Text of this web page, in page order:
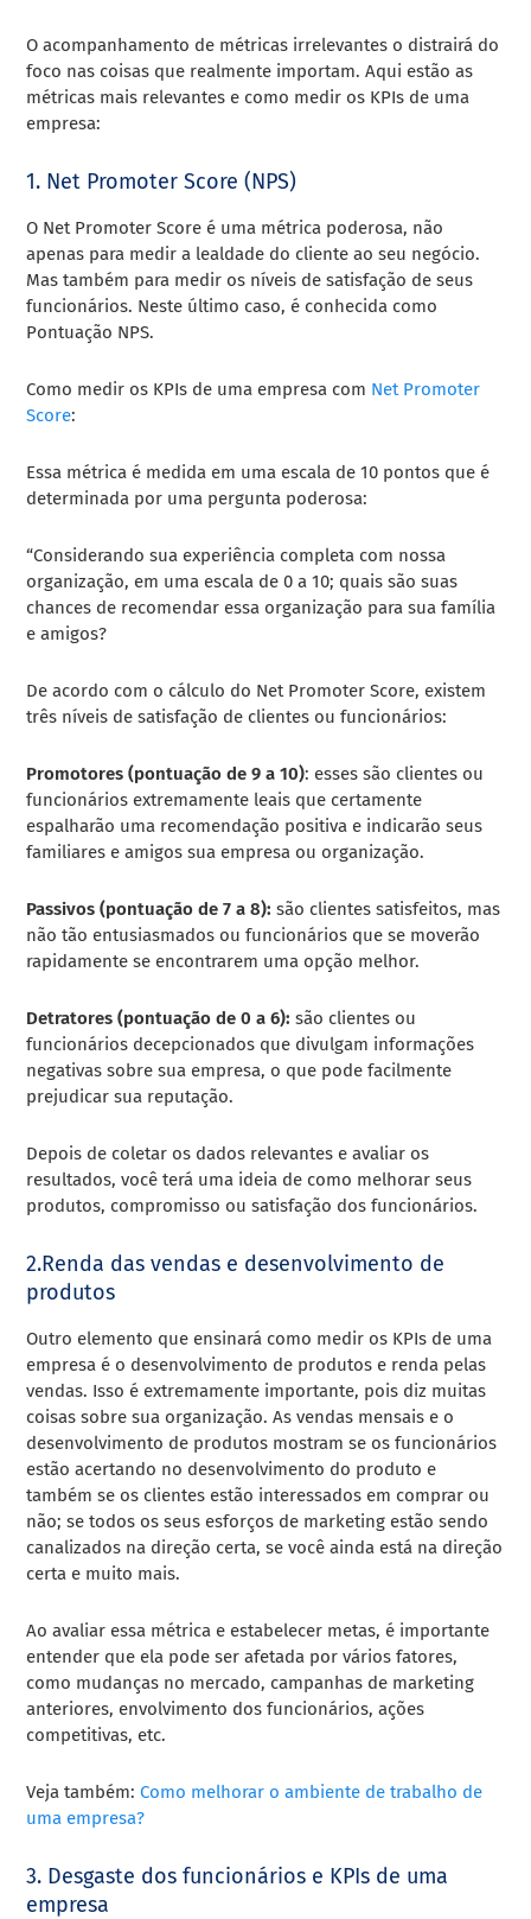
O acompanhamento de métricas irrelevantes o distrairá do
foco nas coisas que realmente importam. Aqui estão as
métricas mais relevantes e como medir os KPIs de uma
empresa:
1. Net Promoter Score (NPS)
O Net Promoter Score é uma métrica poderosa, não
apenas para medir a lealdade do cliente ao seu negócio.
Mas também para medir os níveis de satisfação de seus
funcionários. Neste último caso, é conhecida como
Pontuação NPS.
Como medir os KPIs de uma empresa com Net Promoter
Score:
Essa métrica é medida em uma escala de 10 pontos que é
determinada por uma pergunta poderosa:
“Considerando sua experiência completa com nossa
organização, em uma escala de 0 a 10; quais são suas
chances de recomendar essa organização para sua família
e amigos?
De acordo com o cálculo do Net Promoter Score, existem
três níveis de satisfação de clientes ou funcionários:
Promotores (pontuação de 9 a 10): esses são clientes ou
funcionários extremamente leais que certamente
espalharão uma recomendação positiva e indicarão seus
familiares e amigos sua empresa ou organização.
Passivos (pontuação de 7 a 8): são clientes satisfeitos, mas
não tão entusiasmados ou funcionários que se moverão
rapidamente se encontrarem uma opção melhor.
Detratores (pontuação de 0 a 6): são clientes ou
funcionários decepcionados que divulgam informações
negativas sobre sua empresa, o que pode facilmente
prejudicar sua reputação.
Depois de coletar os dados relevantes e avaliar os
resultados, você terá uma ideia de como melhorar seus
produtos, compromisso ou satisfação dos funcionários.
2.Renda das vendas e desenvolvimento de
produtos
Outro elemento que ensinará como medir os KPIs de uma
empresa é o desenvolvimento de produtos e renda pelas
vendas. Isso é extremamente importante, pois diz muitas
coisas sobre sua organização. As vendas mensais e o
desenvolvimento de produtos mostram se os funcionários
estão acertando no desenvolvimento do produto e
também se os clientes estão interessados em comprar ou
não; se todos os seus esforços de marketing estão sendo
canalizados na direção certa, se você ainda está na direção
certa e muito mais.
Ao avaliar essa métrica e estabelecer metas, é importante
entender que ela pode ser afetada por vários fatores,
como mudanças no mercado, campanhas de marketing
anteriores, envolvimento dos funcionários, ações
competitivas, etc.
Veja também:Como melhorar o ambiente de trabalho de
uma empresa?
3. Desgaste dos funcionários e KPIs de uma
empresa